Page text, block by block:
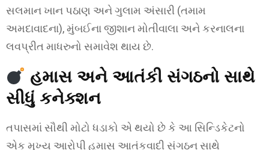
સલમાન ખાન પઠાણ અને ગુલામ અંસારી (તમામ
અમદાવાદના), મુંબઈના જીશાન મોતીવાલા અને કરનાલના
લવપ્રીત માધરુનો સમાવેશ થાય છે.
હમાસ અને આતંકી સંગઠનો સાથે
સીધું કનેક્શન
તપાસમાં સૌથી મોટો ધડાકો એ થયો છે કે આ સિન્ડિકેટનો
એક મુખ્ય આરોપી હમાસ આતંકવાદી સંગઠન સાથે